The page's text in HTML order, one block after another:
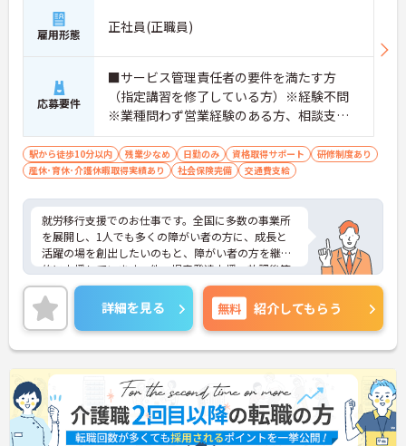
・定年70歳、再雇用75歳までという業界屈指の制度
があり、20代から60代まで幅広い年代が活躍してい
ます。年間休日も114日確保されているため、無理
なく長期的なキャリアを築いていただけます。
・全施設がバリアフリー設計かつ最新設備を備えて
おり、清潔感にあふれた美しい環境です。ハード面
に加え、ソフト面でも「献立の事前決定・レシピ完
備」により現場の負担が大幅に軽減されています。
ご利用者様の安全性はもちろん、働くスタッフにと
っても身体的負担が少なく、高いモチベーションを
保って業務に集中できます。
雇用形態 正社員(正職員)
応募要件
■サービス管理責任者の要件を満たす方
（指定講習を修了している方）※経験不問
※業種問わず営業経験のある方、相談支
援・直接支援の経験がある方歓迎
駅から徒歩10分以内 残業少なめ 日勤のみ 資格取得サポート
研修制度あり
産休･育休･介護休暇取得実績あり
社会保険完備 交通費支給
就労移行支援でのお仕事です。全国に多数の事業所
を展開し、1人でも多くの障がい者の方に、成長と
活躍の場を創出したいのもと、障がい者の方を継続
的に支援しています。他、児童発達支援、放課後等
デイサービスも展開しており安定感も抜群です。
ご興味ある方には、面接対策ポイントなど、さらに
詳細をお話しいたしますのでお気軽にご相談くださ
い！
詳細を見る 無料 紹介してもらう